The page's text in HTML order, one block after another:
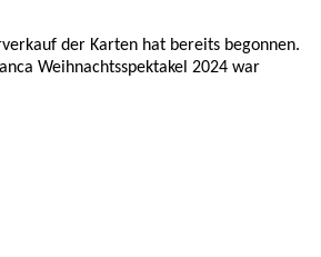
der Karten hat bereits begonnen.
Weihnachtsspektakel 2024 war